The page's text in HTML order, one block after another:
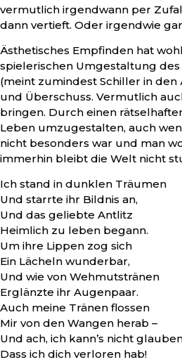
vermutlich irgendwann per
dann vertieft. Oder irgendwie
Ästhetisches Empfinden hat
spielerischen Umgestaltung
(meint zumindest Schiller in
und Überschuss. Vermutlich
bringen. Durch einen
Leben umzugestalten, auch
nicht besonders war und man
immerhin bleibt die Welt nicht
Ich stand in dunklen Träumen
Und starrte ihr Bildnis an,
Und das geliebte Antlitz
Heimlich zu leben begann.
Um ihre Lippen zog sich
Ein Lächeln wunderbar,
Und wie von Wehmutstränen
Erglänzte ihr Augenpaar.
Auch meine Tränen flossen
Mir von den Wangen herab –
Und ach, ich kann’s nicht
Dass ich dich verloren hab!